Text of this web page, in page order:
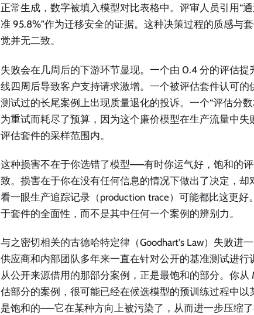
正常生成，数字被填入模型对比表格中。评审人员引用“
准 95.8%”作为迁移安全的证据。这种决策过程的质感与
觉并无二致。
失败会在几周后的下游环节显现。一个由 0.4 分的评估提
线四周后导致客户支持请求激增。一个被评估套件认可的
测试过的长尾案例上出现质量退化的投诉。一个“评估分
为重试而耗尽了预算，因为这个廉价模型在生产流量中失
评估套件的采样范围内。
这种损害不在于你选错了模型——有时你运气好，饱和的
致。损害在于你在没有任何信息的情况下做出了决定，
看一眼生产追踪记录（production trace）可能都比这更
于套件的全面性，而不是其中任何一个案例的辨别力。
与之密切相关的古德哈特定律（Goodhart's Law）失败进
供应商和内部团队多年来一直在针对公开的基准测试进行
从公开来源借用的那部分案例，正是最饱和的部分。你从
估部分的案例，很可能已经在候选模型的预训练过程中以
是饱和的——它在某种方向上被污染了，从而进一步压缩了